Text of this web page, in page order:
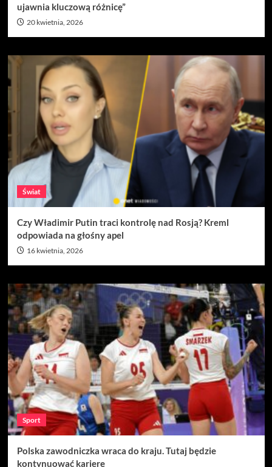
ujawnia kluczową różnicę”
20 kwietnia, 2026
Świat
Czy Władimir Putin traci kontrolę nad Rosją? Kreml
odpowiada na głośny apel
16 kwietnia, 2026
Sport
Polska zawodniczka wraca do kraju. Tutaj będzie
kontynuować karierę